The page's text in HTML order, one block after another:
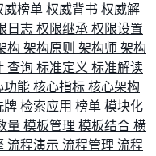
威榜单 权威背书 权威解
日志 权限继承 权限设置
构 架构原则 架构师 架构
查询 标准定义 标准解读
功能 核心指标 核心架构
牌 检索应用 榜单 模块化
量 模板管理 模板结合 横
流程演示 流程管理 流程